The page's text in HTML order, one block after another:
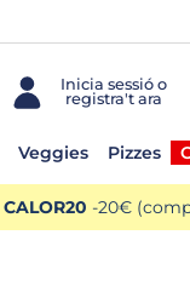
Veggies Pizzes
CALOR20 -20€